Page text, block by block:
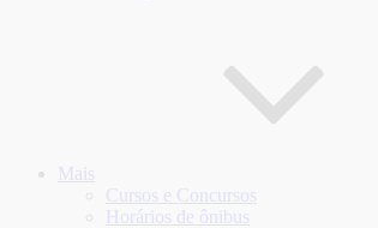
Mais
Cursos e Concursos
Horários de ônibus